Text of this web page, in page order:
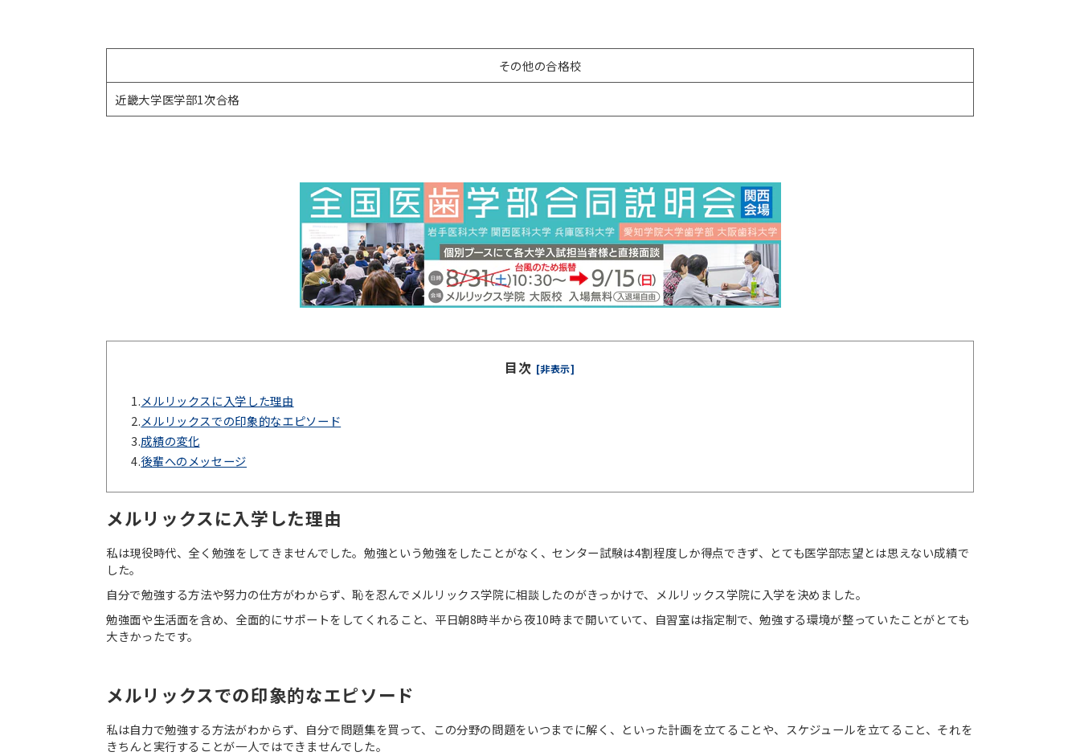
その他の合格校
近畿大学医学部1次合格
目次 [非表示]
1.メルリックスに入学した理由
2.メルリックスでの印象的なエピソード
3.成績の変化
4.後輩へのメッセージ
メルリックスに入学した理由
私は現役時代、全く勉強をしてきませんでした。勉強という勉強をしたことがなく、センター試験は4割程度しか得点できず、とても医学部志望とは思えない成績で
した。
自分で勉強する方法や努力の仕方がわからず、恥を忍んでメルリックス学院に相談したのがきっかけで、メルリックス学院に入学を決めました。
勉強面や生活面を含め、全面的にサポートをしてくれること、平日朝8時半から夜10時まで開いていて、自習室は指定制で、勉強する環境が整っていたことがとても
大きかったです。
メルリックスでの印象的なエピソード
私は自力で勉強する方法がわからず、自分で問題集を買って、この分野の問題をいつまでに解く、といった計画を立てることや、スケジュールを立てること、それを
きちんと実行することが一人ではできませんでした。